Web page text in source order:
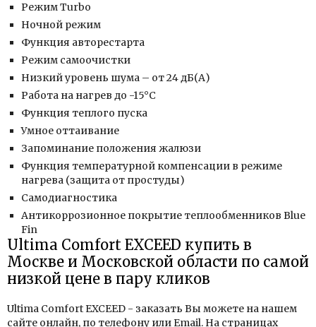
Режим Turbo
Ночной режим
Функция авторестарта
Режим самоочистки
Низкий уровень шума – от 24 дБ(А)
Работа на нагрев до -15°С
Функция теплого пуска
Умное оттаивание
Запоминание положения жалюзи
Функция температурной компенсации в режиме
нагрева (защита от простуды)
Самодиагностика
Антикоррозионное покрытие теплообменников Blue
Fin
Ultima Comfort EXCEED купить в
Москве и Московской области по самой
низкой цене в пару кликов
Ultima Comfort EXCEED - заказать Вы можете на нашем
сайте онлайн, по телефону или Email. На страницах